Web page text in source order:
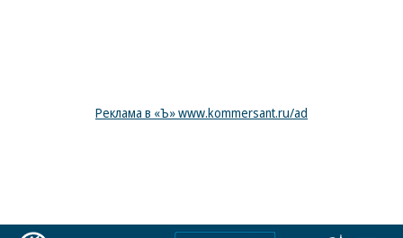
Реклама в «Ъ» www.kommersant.ru/ad